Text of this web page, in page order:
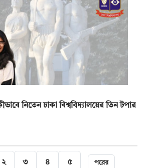
নিতেন ঢাকা বিশ্ববিদ্যালয়ের তিন টপার
২ ৩ ৪ ৫ পরের